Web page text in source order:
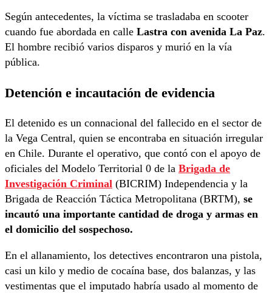
Según antecedentes, la víctima se trasladaba en scooter
cuando fue abordada en calle Lastra con avenida La Paz.
El hombre recibió varios disparos y murió en la vía
pública.
Detención e incautación de evidencia
El detenido es un connacional del fallecido en el sector de
la Vega Central, quien se encontraba en situación irregular
en Chile. Durante el operativo, que contó con el apoyo de
oficiales del Modelo Territorial 0 de la Brigada de
Investigación Criminal (BICRIM) Independencia y la
Brigada de Reacción Táctica Metropolitana (BRTM), se
incautó una importante cantidad de droga y armas en
el domicilio del sospechoso.
En el allanamiento, los detectives encontraron una pistola,
casi un kilo y medio de cocaína base, dos balanzas, y las
vestimentas que el imputado habría usado al momento de